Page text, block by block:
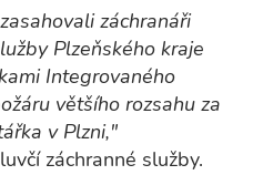
záchranáři
Plzeňského kraje
Integrovaného
většího rozsahu za
v Plzni,"
záchranné služby.